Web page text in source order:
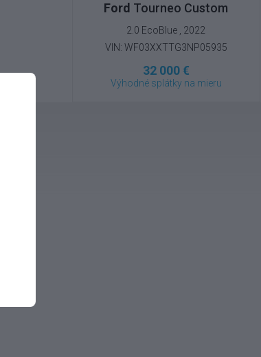
Ford Tourneo Custom
2.0 EcoBlue , 2022
VIN: WF03XXTTG3NP05935
32 000 €
Výhodné splátky na mieru